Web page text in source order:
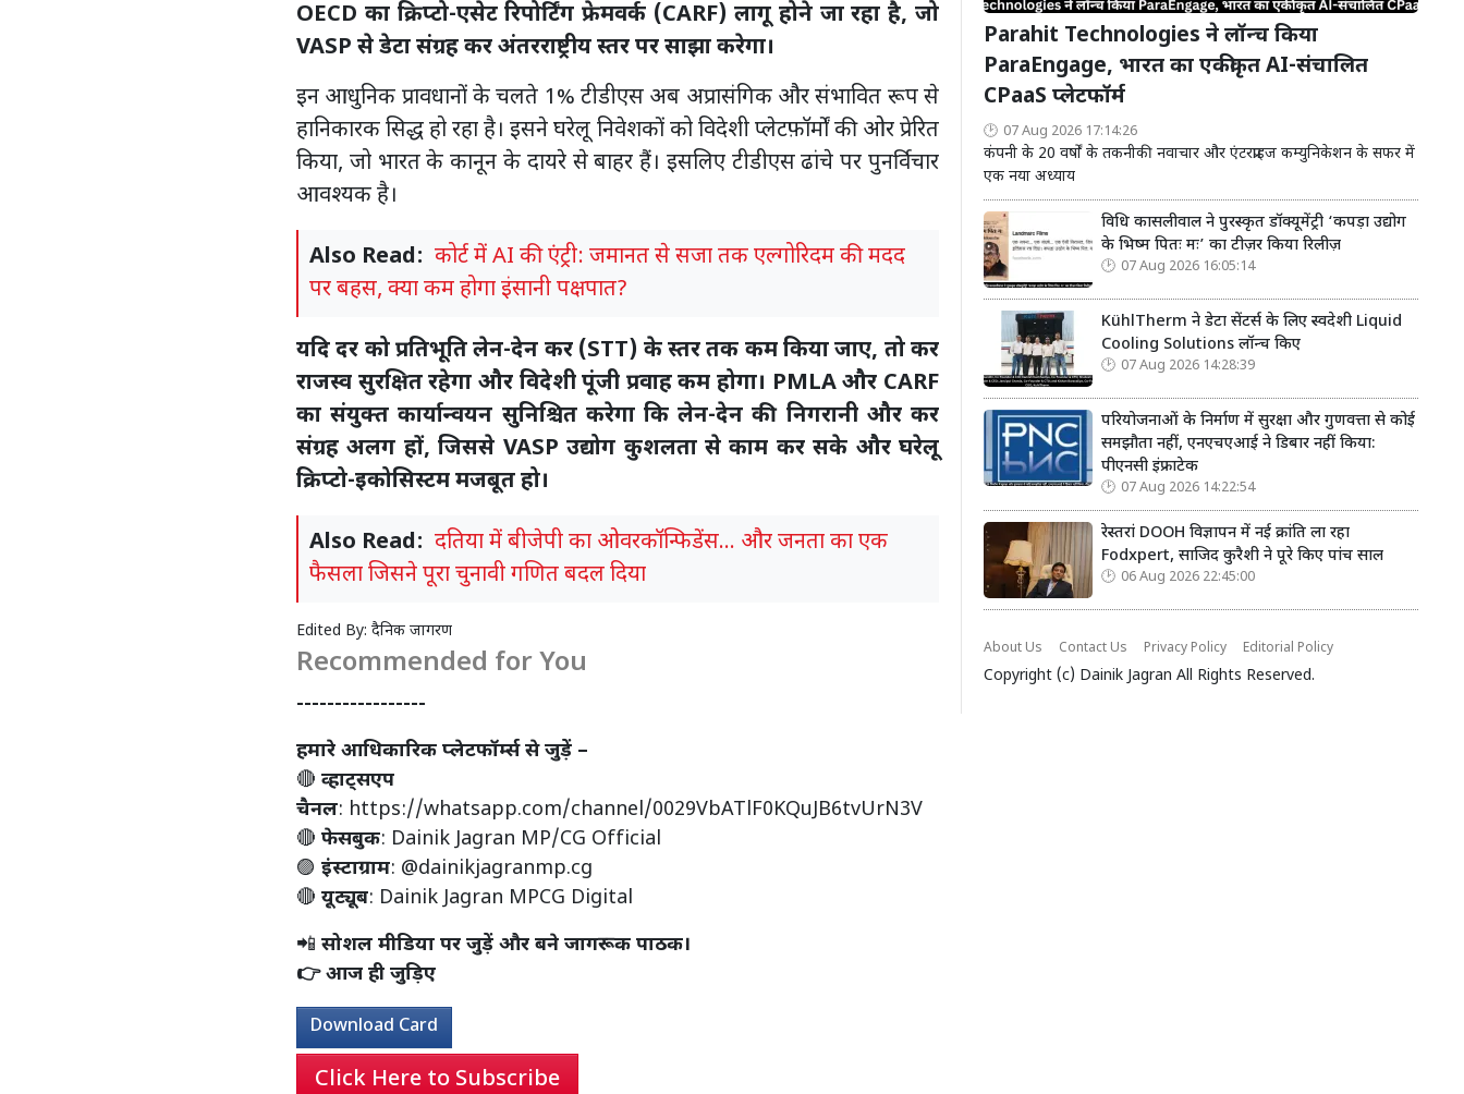
OECD का क्रिप्टो-एसेट रिपोर्टिंग फ्रेमवर्क (CARF) लागू होने जा रहा है, जो
VASP से डेटा संग्रह कर अंतरराष्ट्रीय स्तर पर साझा करेगा।
इन आधुनिक प्रावधानों के चलते 1% टीडीएस अब अप्रासंगिक और संभावित रूप से
हानिकारक सिद्ध हो रहा है। इसने घरेलू निवेशकों को विदेशी प्लेटफ़ॉर्मों की ओर प्रेरित
किया, जो भारत के कानून के दायरे से बाहर हैं। इसलिए टीडीएस ढांचे पर पुनर्विचार
आवश्यक है।
Also Read: कोर्ट में AI की एंट्री: जमानत से सजा तक एल्गोरिदम की मदद
पर बहस, क्या कम होगा इंसानी पक्षपात?
यदि दर को प्रतिभूति लेन-देन कर (STT) के स्तर तक कम किया जाए, तो कर
राजस्व सुरक्षित रहेगा और विदेशी पूंजी प्रवाह कम होगा। PMLA और CARF
का संयुक्त कार्यान्वयन सुनिश्चित करेगा कि लेन-देन की निगरानी और कर
संग्रह अलग हों, जिससे VASP उद्योग कुशलता से काम कर सके और घरेलू
क्रिप्टो-इकोसिस्टम मजबूत हो।
Also Read: दतिया में बीजेपी का ओवरकॉन्फिडेंस... और जनता का एक
फैसला जिसने पूरा चुनावी गणित बदल दिया
Edited By: दैनिक जागरण
Recommended for You
-----------------
हमारे आधिकारिक प्लेटफॉर्म्स से जुड़ें –
🔴 व्हाट्सएप
चैनल: https://whatsapp.com/channel/0029VbATlF0KQuJB6tvUrN3V
🔴 फेसबुक: Dainik Jagran MP/CG Official
🟣 इंस्टाग्राम: @dainikjagranmp.cg
🔴 यूट्यूब: Dainik Jagran MPCG Digital
📲 सोशल मीडिया पर जुड़ें और बने जागरूक पाठक।
👉 आज ही जुड़िए
Download Card
Click Here to Subscribe
Parahit Technologies ने लॉन्च किया
ParaEngage, भारत का एकीकृत AI-संचालित
CPaaS प्लेटफॉर्म
07 Aug 2026 17:14:26
कंपनी के 20 वर्षों के तकनीकी नवाचार और एंटरप्राइज कम्युनिकेशन के सफर में
एक नया अध्याय
विधि कासलीवाल ने पुरस्कृत डॉक्यूमेंट्री ‘कपड़ा उद्योग
के भिष्म पितः मः’ का टीज़र किया रिलीज़
07 Aug 2026 16:05:14
KühlTherm ने डेटा सेंटर्स के लिए स्वदेशी Liquid
Cooling Solutions लॉन्च किए
07 Aug 2026 14:28:39
परियोजनाओं के निर्माण में सुरक्षा और गुणवत्ता से कोई
समझौता नहीं, एनएचएआई ने डिबार नहीं किया:
पीएनसी इंफ्राटेक
07 Aug 2026 14:22:54
रेस्तरां DOOH विज्ञापन में नई क्रांति ला रहा
Fodxpert, साजिद कुरैशी ने पूरे किए पांच साल
06 Aug 2026 22:45:00
About Us Contact Us Privacy Policy Editorial Policy
Copyright (c) Dainik Jagran All Rights Reserved.